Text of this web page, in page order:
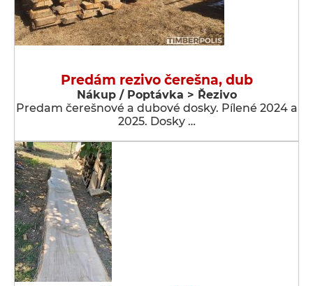
Predám rezivo čerešna, dub
Nákup / Poptávka > Řezivo
Predam čerešnové a dubové dosky. Pílené 2024 a
2025. Dosky …